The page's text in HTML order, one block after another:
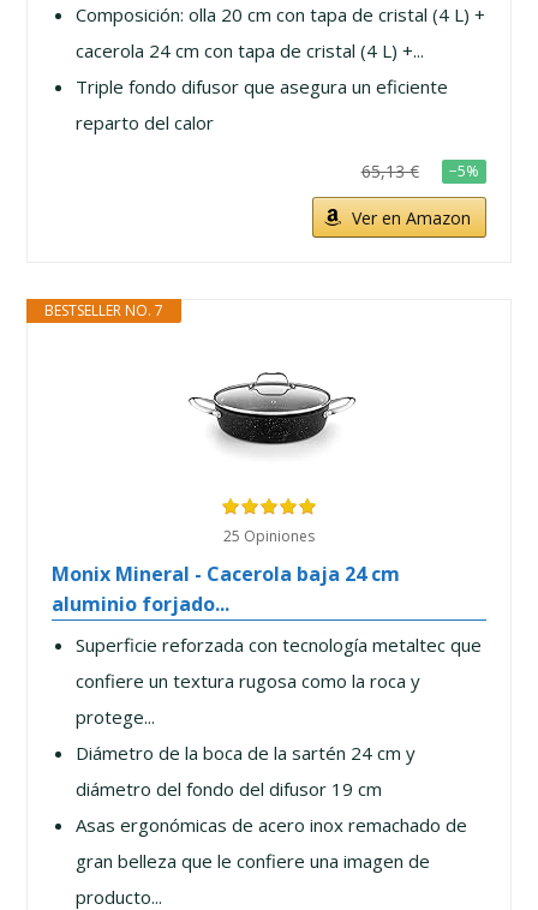
Composición: olla 20 cm con tapa de cristal (4 L) +
cacerola 24 cm con tapa de cristal (4 L) +...
Triple fondo difusor que asegura un eficiente
reparto del calor
65,13 € −5%
Ver en Amazon
BESTSELLER NO. 7
25 Opiniones
Monix Mineral - Cacerola baja 24 cm
aluminio forjado...
Superficie reforzada con tecnología metaltec que
confiere un textura rugosa como la roca y
protege...
Diámetro de la boca de la sartén 24 cm y
diámetro del fondo del difusor 19 cm
Asas ergonómicas de acero inox remachado de
gran belleza que le confiere una imagen de
producto...